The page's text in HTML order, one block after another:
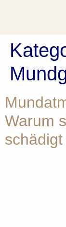
Warum
schädigt